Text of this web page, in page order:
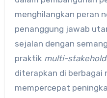
menghilangkan peran
penanggung jawab
sejalan dengan
praktik multi-
diterapkan di berbagai
mempercepat